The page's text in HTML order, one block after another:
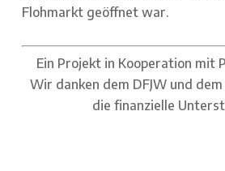
Flohmarkt geöffnet war.
Ein Projekt in Kooperation mit
Wir danken dem DFJW und
die finanzielle